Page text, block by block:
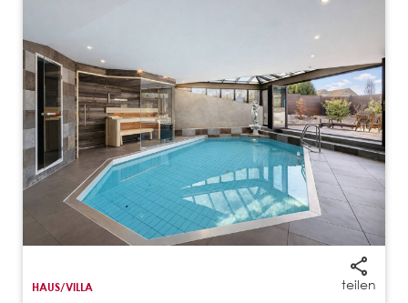
teilen
HAUS/VILLA